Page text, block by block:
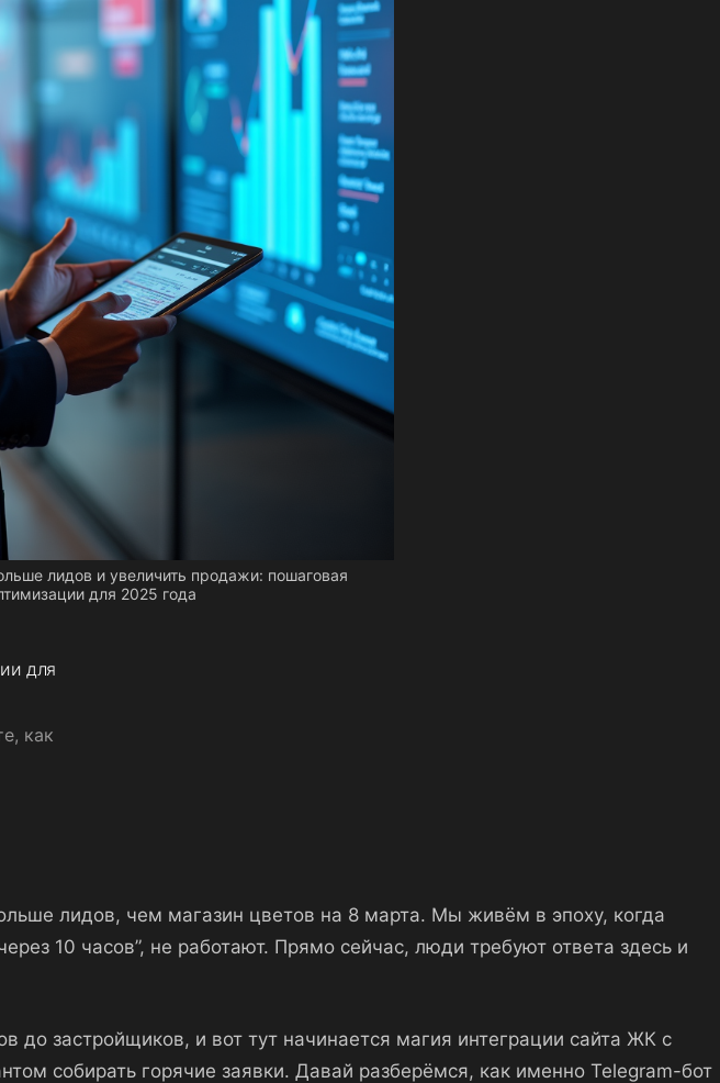
лидов и увеличить продажи: пошаговая
для 2025 года
для
как
лидов, чем магазин цветов на 8 марта. Мы живём в эпоху, когда
10 часов”, не работают. Прямо сейчас, люди требуют ответа здесь и
застройщиков, и вот тут начинается магия интеграции сайта ЖК с
собирать горячие заявки. Давай разберёмся, как именно Telegram-бот